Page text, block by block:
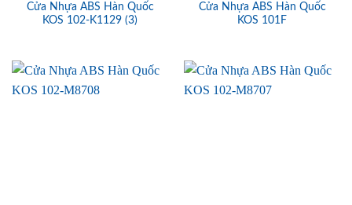
Cửa Nhựa ABS Hàn Quốc
KOS 102-K1129 (3)
Cửa Nhựa ABS Hàn Quốc
KOS 101F